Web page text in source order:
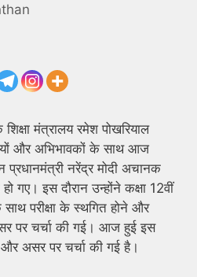
मंत्रालय रमेश पोखरियाल
और अभिभावकों के साथ आज
नरेंद्र मोदी अचानक
गए। इस दौरान उन्होंने कक्षा 12वीं
परीक्षा के स्थगित होने और
पर चर्चा की गई। आज हुई इस
असर पर चर्चा की गई है।